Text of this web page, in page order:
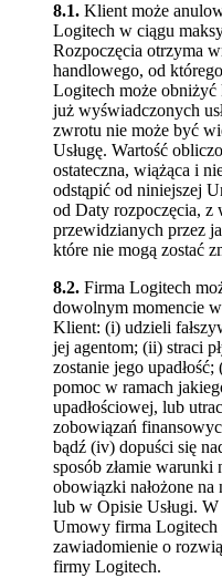
8.1. Klient może
Logitech w ciągu
Rozpoczęcia otrzyma
handlowego, od
Logitech może
już wyświadczonych
zwrotu nie może być
Usługę. Wartość
ostateczna, wiążąca i
odstąpić od niniejszej
od Daty rozpoczęcia,
przewidzianych przez
które nie mogą zostać
8.2. Firma Logitech
dowolnym momencie
Klient: (i) udzieli
jej agentom; (ii) straci
zostanie jego
pomoc w ramach
upadłościowej, lub
zobowiązań
bądź (iv) dopuści się
sposób złamie
obowiązki nałożone
lub w Opisie Usługi.
Umowy firma Logitech
zawiadomienie o
firmy Logitech.